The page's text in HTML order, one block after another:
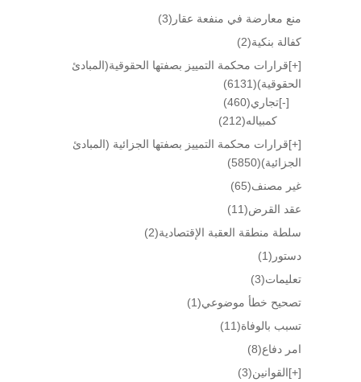
منع معارضة في منفعة عقار (3)
كفالة بنكية(2)
[+]قرارات محكمة التمييز بصفتها الحقوقية(المبادئ
الحقوقية)(6131)
[-]تجاري(460)
كمبياله(212)
[+]قرارات محكمة التمييز بصفتها الجزائية (المبادئ
الجزائية)(5850)
غير مصنف(65)
عقد القرض(11)
سلطة منطقة العقبة الإقتصادية(2)
دستور (1)
تعليمات(3)
تصحيح خطأ موضوعي(1)
تسبب بالوفاة(11)
امر دفاع(8)
[+]القوانين(3)